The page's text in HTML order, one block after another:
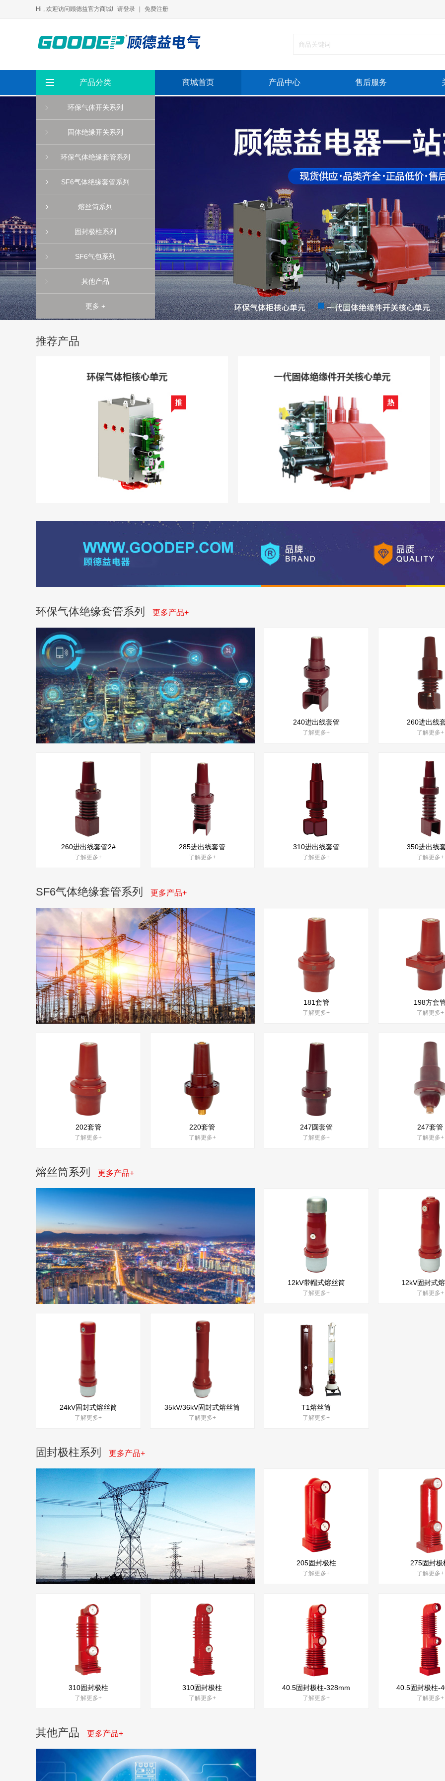
Hi , 欢迎访问顾德益官方商城! 请登录 免费注册
产品分类
环保气体开关系列
固体绝缘开关系列
环保气体绝缘套管系列
SF6气体绝缘套管系列
熔丝筒系列
固封极柱系列
SF6气包系列
其他产品
更多 +
商城首页 产品中心 售后服务
推荐产品
环保气体绝缘套管系列 更多产品+
240进出线套管
了解更多+
260进出线
了解更多+
260进出线套管2#
了解更多+
285进出线套管
了解更多+
310进出线套管
了解更多+
350进出线
了解更多+
SF6气体绝缘套管系列 更多产品+
181套管
了解更多+
198方套
了解更多+
202套管
了解更多+
220套管
了解更多+
247圆套管
了解更多+
247套管
了解更多+
熔丝筒系列 更多产品+
12kV带帽式熔丝筒
了解更多+
12kV固封式
了解更多+
24kV固封式熔丝筒
了解更多+
35kV/36kV固封式熔丝筒
了解更多+
T1熔丝筒
了解更多+
固封极柱系列 更多产品+
205固封极柱
了解更多+
275固封极
了解更多+
310固封极柱
了解更多+
310固封极柱
了解更多+
40.5固封极柱-328mm
了解更多+
40.5固封极柱-
了解更多+
其他产品 更多产品+